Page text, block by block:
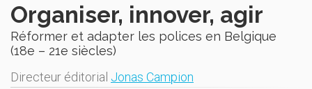
Organiser, innover, agir
Réformer et adapter les polices en Belgique
(18e – 21e siècles)
Directeur éditorial Jonas Campion